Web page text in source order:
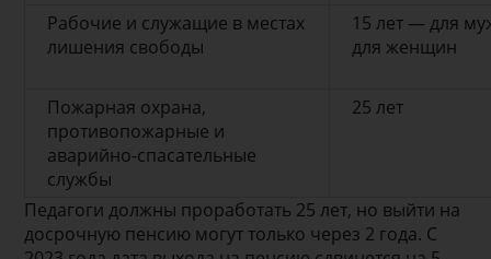
Рабочие и служащие в местах
лишения свободы
15 лет — для
для женщин
Пожарная охрана,
противопожарные и
аварийно-спасательные
службы
25 лет
Педагоги должны проработать 25 лет, но выйти на
досрочную пенсию могут только через 2 года. С